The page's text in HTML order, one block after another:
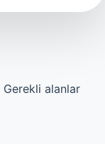
Gerekli alanlar